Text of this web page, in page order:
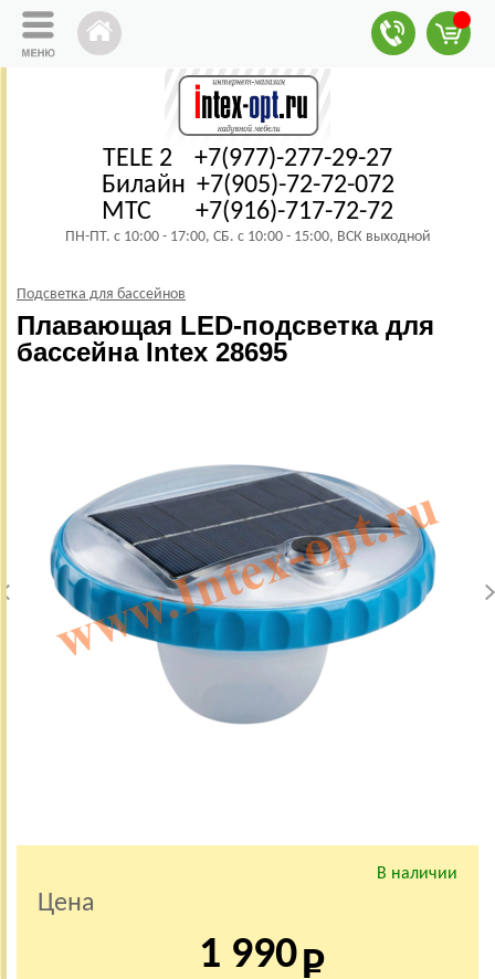
TELE 2 +7(977)-277-29-27
Билайн +7(905)-72-72-072
МТС +7(916)-717-72-72
ПН-ПТ. с 10:00 - 17:00, СБ. с 10:00 - 15:00, ВСК выходной
Подсветка для бассейнов
Плавающая LED-подсветка для
бассейна Intex 28695
В наличии
Цена
1 990